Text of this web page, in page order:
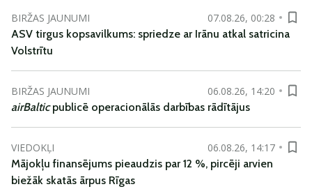
BIRŽAS JAUNUMI
07.08.26, 00:28
ASV tirgus kopsavilkums: spriedze ar Irānu atkal satricina
Volstrītu
BIRŽAS JAUNUMI
06.08.26, 14:20
airBalticpublicē operacionālās darbības rādītājus
VIEDOKĻI
06.08.26, 14:17
Mājokļu finansējums pieaudzis par 12 %, pircēji arvien
biežāk skatās ārpus Rīgas